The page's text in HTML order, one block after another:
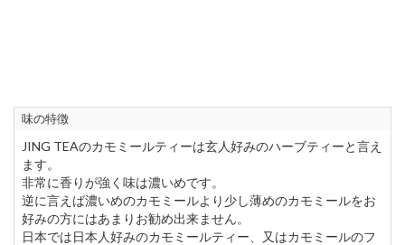
味の特徴
JING TEAのカモミールティーは玄人好みのハーブティーと言え
ます。
非常に香りが強く味は濃いめです。
逆に言えば濃いめのカモミールより少し薄めのカモミールをお
好みの方にはあまりお勧め出来ません。
日本では日本人好みのカモミールティー、又はカモミールのフ